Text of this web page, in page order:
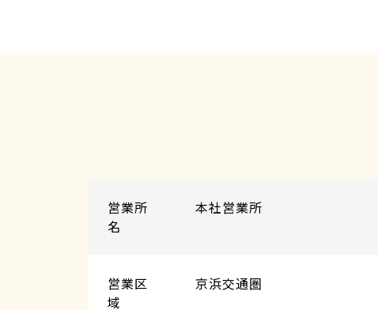
営業所
名
本社営業所
営業区
域
京浜交通圏